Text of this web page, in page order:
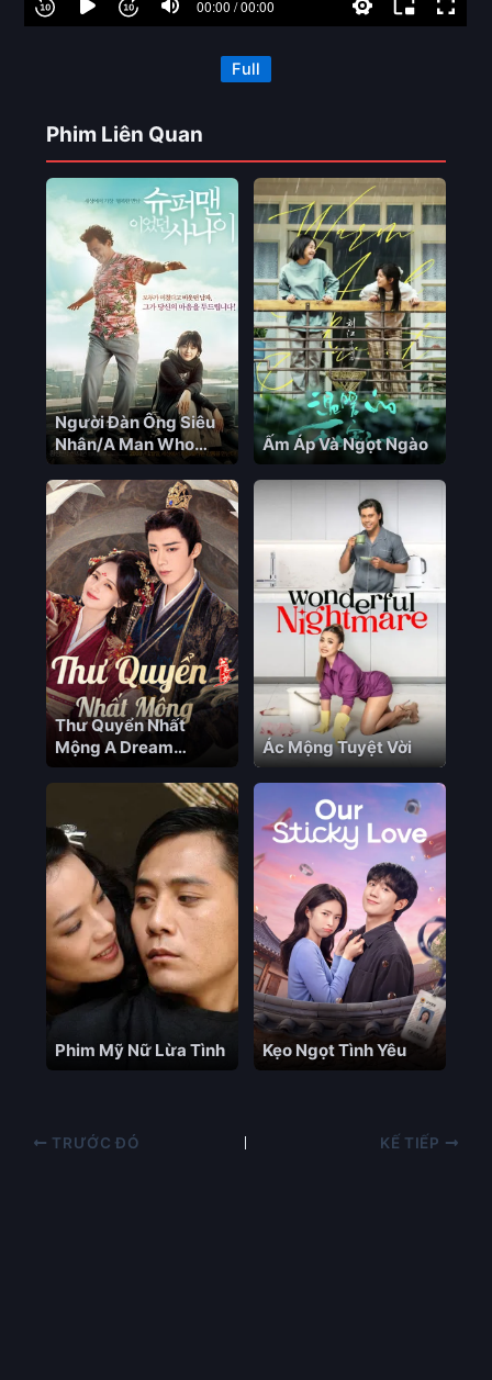
Full
Phim Liên Quan
Người Đàn Ông Siêu
Nhân/A Man Who
Was Superman
Vietsub – HD
Ấm Áp Và Ngọt Ngào
Thư Quyển Nhất
Mộng A Dream
Within A Dream
Vietsub – HD Trung
Ác Mộng Tuyệt Vời
Phim Mỹ Nữ Lừa Tình Kẹo Ngọt Tình Yêu
TRƯỚC ĐÓ KẾ TIẾP